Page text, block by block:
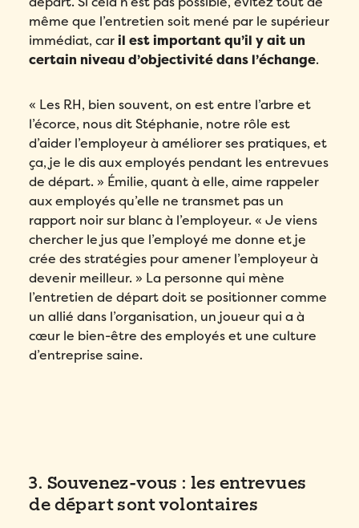
même que l’entretien soit mené par le supérieur
immédiat, caril est important qu’il y ait un
certain niveau d’objectivité dans l’échange.
« Les RH, bien souvent, on est entre l’arbre et
l’écorce, nous dit Stéphanie, notre rôle est
d’aider l’employeur à améliorer ses pratiques, et
ça, je le dis aux employés pendant les entrevues
de départ. » Émilie, quant à elle, aime rappeler
aux employés qu’elle ne transmet pas un
rapport noir sur blanc à l’employeur. « Je viens
chercher le jus que l’employé me donne et je
crée des stratégies pour amener l’employeur à
devenir meilleur. » La personne qui mène
l’entretien de départ doit se positionner comme
un allié dans l’organisation, un joueur qui a à
cœur le bien-être des employés et une culture
d’entreprise saine.
3. Souvenez-vous : les entrevues
de départ sont volontaires